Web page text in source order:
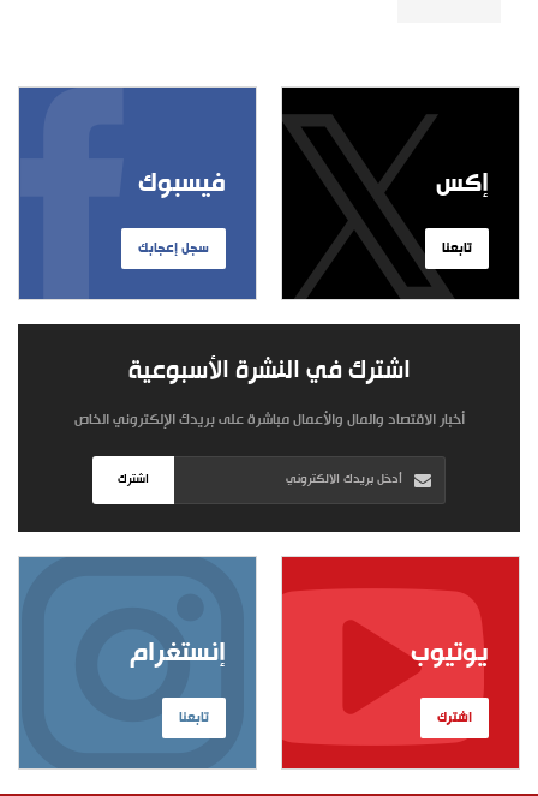
فيسبوك
سجل إعجابك
إكس
تابعنا
اشترك في النشرة الأسبوعية
أخبار الاقتصاد والمال والأعمال مباشرة على بريدك الإلكتروني الخاص
اشترك
إنستغرام
تابعنا
يوتيوب
اشترك